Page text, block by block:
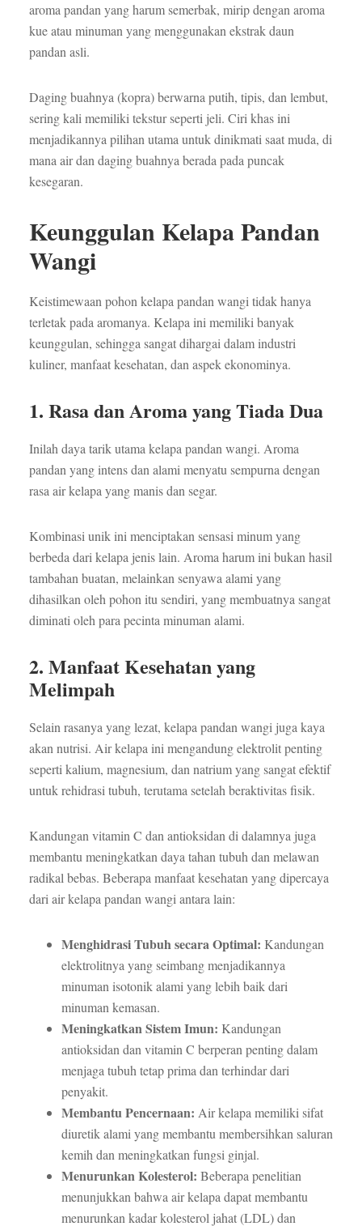
aroma pandan yang harum semerbak, mirip dengan aroma
kue atau minuman yang menggunakan ekstrak daun
pandan asli.
Daging buahnya (kopra) berwarna putih, tipis, dan lembut,
sering kali memiliki tekstur seperti jeli. Ciri khas ini
menjadikannya pilihan utama untuk dinikmati saat muda, di
mana air dan daging buahnya berada pada puncak
kesegaran.
Keunggulan Kelapa Pandan
Wangi
Keistimewaan pohon kelapa pandan wangi tidak hanya
terletak pada aromanya. Kelapa ini memiliki banyak
keunggulan, sehingga sangat dihargai dalam industri
kuliner, manfaat kesehatan, dan aspek ekonominya.
1. Rasa dan Aroma yang Tiada Dua
Inilah daya tarik utama kelapa pandan wangi. Aroma
pandan yang intens dan alami menyatu sempurna dengan
rasa air kelapa yang manis dan segar.
Kombinasi unik ini menciptakan sensasi minum yang
berbeda dari kelapa jenis lain. Aroma harum ini bukan hasil
tambahan buatan, melainkan senyawa alami yang
dihasilkan oleh pohon itu sendiri, yang membuatnya sangat
diminati oleh para pecinta minuman alami.
2. Manfaat Kesehatan yang
Melimpah
Selain rasanya yang lezat, kelapa pandan wangi juga kaya
akan nutrisi. Air kelapa ini mengandung elektrolit penting
seperti kalium, magnesium, dan natrium yang sangat efektif
untuk rehidrasi tubuh, terutama setelah beraktivitas fisik.
Kandungan vitamin C dan antioksidan di dalamnya juga
membantu meningkatkan daya tahan tubuh dan melawan
radikal bebas. Beberapa manfaat kesehatan yang dipercaya
dari air kelapa pandan wangi antara lain:
Menghidrasi Tubuh secara Optimal: Kandungan
elektrolitnya yang seimbang menjadikannya
minuman isotonik alami yang lebih baik dari
minuman kemasan.
Meningkatkan Sistem Imun: Kandungan
antioksidan dan vitamin C berperan penting dalam
menjaga tubuh tetap prima dan terhindar dari
penyakit.
Membantu Pencernaan: Air kelapa memiliki sifat
diuretik alami yang membantu membersihkan saluran
kemih dan meningkatkan fungsi ginjal.
Menurunkan Kolesterol: Beberapa penelitian
menunjukkan bahwa air kelapa dapat membantu
menurunkan kadar kolesterol jahat (LDL) dan